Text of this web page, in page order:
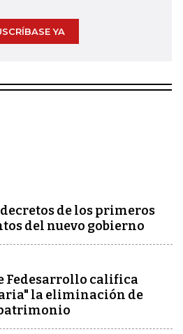
YA
decretos de los primeros
del nuevo gobierno
Fedesarrollo califica
la eliminación de